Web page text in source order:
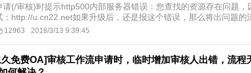
请(/审核)时提示http500内部服务器错误：您查找的资源存在问题
：http://u.cn22.net如果升级后，还是报这个错误，那么将出问题的
12963 2018/3/13 9:39:45
久免费OA]审核工作流申请时，临时增加审核人出错，流